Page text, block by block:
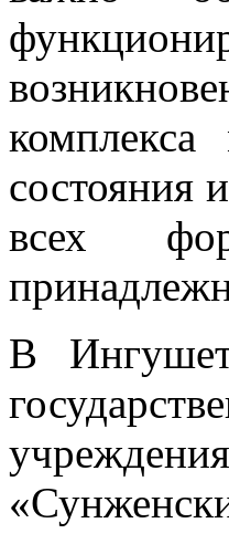
состояния
всех
В